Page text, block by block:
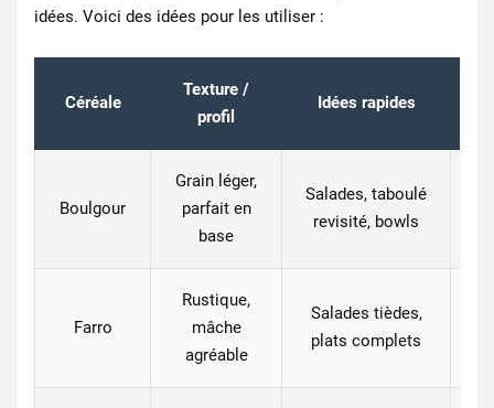
idées. Voici des idées pour les utiliser :
Céréale
Texture /
profil
Idées rapides
Boulgour
Grain léger,
parfait en
base
Salades, taboulé
revisité, bowls
Farro
Rustique,
mâche
agréable
Salades tièdes,
plats complets